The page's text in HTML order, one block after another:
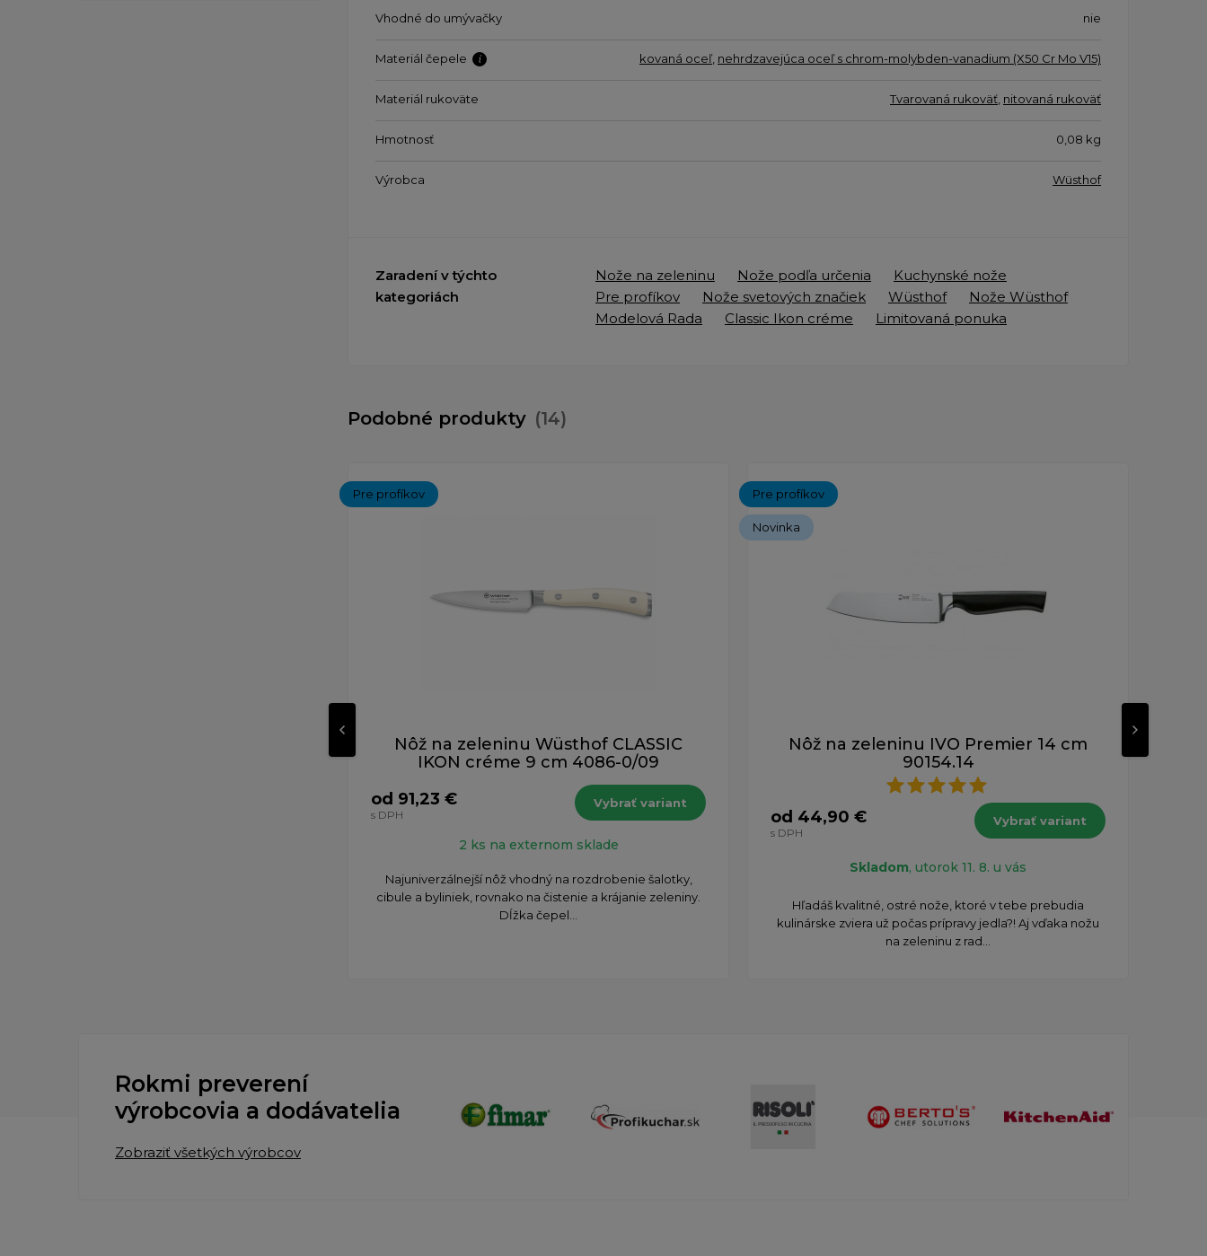
Vhodné do umývačky nie
Materiál čepele kovaná oceľ nehrdzavejúca oceľ s chrom-molybden-vanadium (X50 Cr Mo V15)
Materiál rukoväte Tvarovaná rukoväť nitovaná rukoväť
Hmotnosť 0,08 kg
Výrobca Wüsthof
Zaradení v týchto
kategoriách
Nože na zeleninu Nože podľa určenia
Kuchynské nože
Pre profíkov
Nože svetových značiek Wüsthof
Nože Wüsthof
Modelová Rada
Classic Ikon créme Limitovaná ponuka
Podobné produkty (14)
Pre profíkov
Nôž na zeleninu Wüsthof CLASSIC
IKON créme 9 cm 4086-0/09
od 91,23 €
s DPH
Vybrať variant
2 ks na externom sklade
Najuniverzálnejší nôž vhodný na rozdrobenie šalotky,
cibule a byliniek, rovnako na čistenie a krájanie zeleniny. ​
Dĺžka čepel...
Pre profíkov
Novinka
Nôž na zeleninu IVO Premier 14 cm
90154.14
od 44,90 €
s DPH
Vybrať variant
Skladom, utorok 11. 8. u vás
Hľadáš kvalitné, ostré nože, ktoré v tebe prebudia
kulinárske zviera už počas prípravy jedla?! Aj vďaka nožu
na zeleninu z rad...
Rokmi preverení
výrobcovia a dodávatelia
Zobraziť všetkých výrobcov